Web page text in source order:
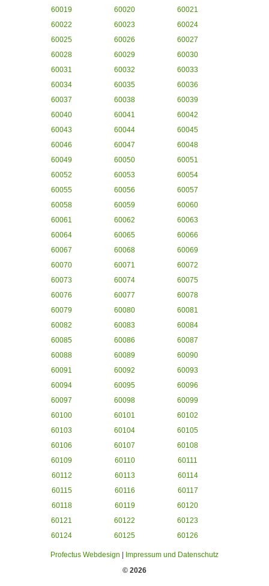
60019
60020
60021
60022
60023
60024
60025
60026
60027
60028
60029
60030
60031
60032
60033
60034
60035
60036
60037
60038
60039
60040
60041
60042
60043
60044
60045
60046
60047
60048
60049
60050
60051
60052
60053
60054
60055
60056
60057
60058
60059
60060
60061
60062
60063
60064
60065
60066
60067
60068
60069
60070
60071
60072
60073
60074
60075
60076
60077
60078
60079
60080
60081
60082
60083
60084
60085
60086
60087
60088
60089
60090
60091
60092
60093
60094
60095
60096
60097
60098
60099
60100
60101
60102
60103
60104
60105
60106
60107
60108
60109
60110
60111
60112
60113
60114
60115
60116
60117
60118
60119
60120
60121
60122
60123
60124
60125 60126
Profectus Webdesign
Impressum und Datenschutz
© 2026